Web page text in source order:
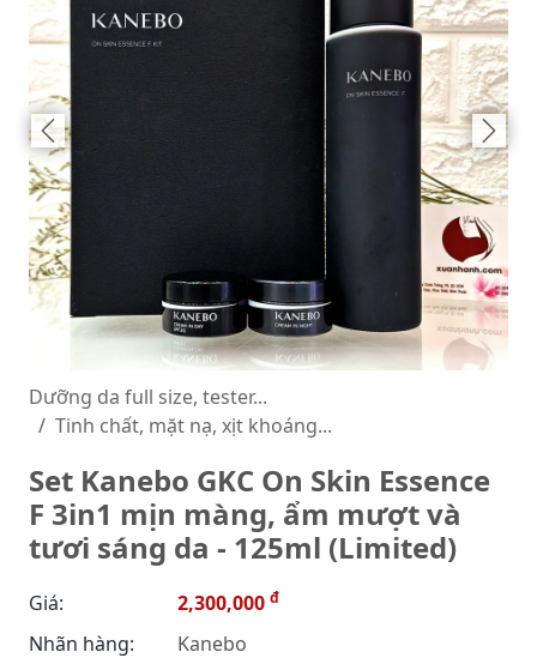
Dưỡng da full size, tester...
Tinh chất, mặt nạ, xịt khoáng...
Set Kanebo GKC On Skin Essence
F 3in1 mịn màng, ẩm mượt và
tươi sáng da - 125ml (Limited)
Giá: 2,300,000 đ
Nhãn hàng:
Kanebo